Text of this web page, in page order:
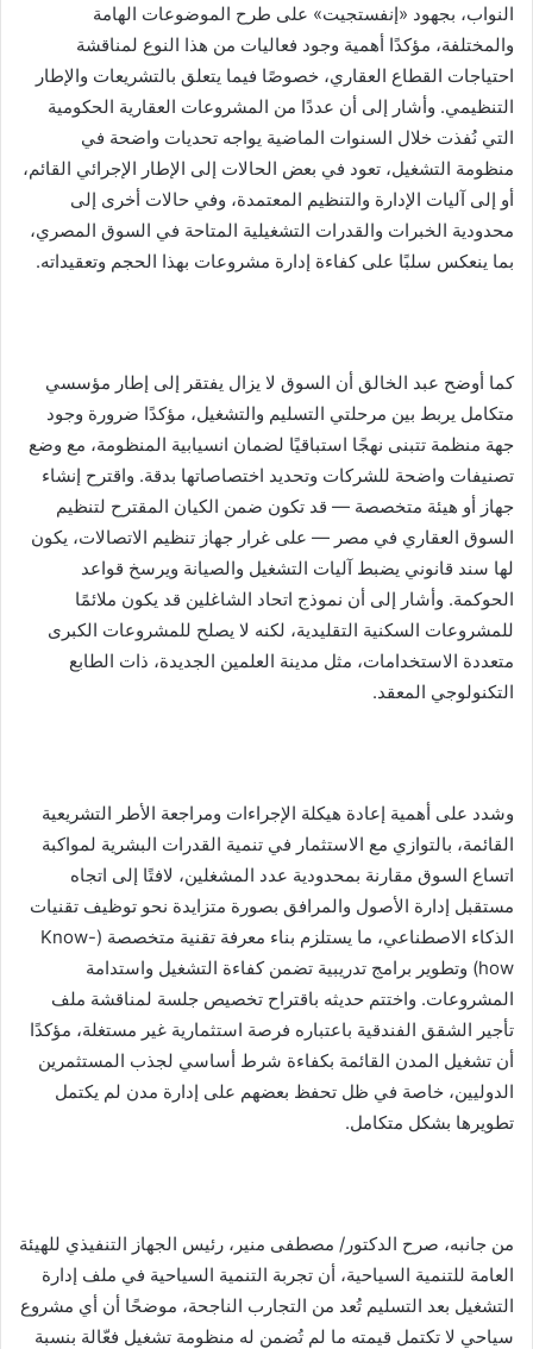
النواب، بجهود «إنفستجيت» على طرح الموضوعات الهامة
والمختلفة، مؤكدًا أهمية وجود فعاليات من هذا النوع لمناقشة
احتياجات القطاع العقاري، خصوصًا فيما يتعلق بالتشريعات والإطار
التنظيمي. وأشار إلى أن عددًا من المشروعات العقارية الحكومية
التي نُفذت خلال السنوات الماضية يواجه تحديات واضحة في
منظومة التشغيل، تعود في بعض الحالات إلى الإطار الإجرائي القائم،
أو إلى آليات الإدارة والتنظيم المعتمدة، وفي حالات أخرى إلى
محدودية الخبرات والقدرات التشغيلية المتاحة في السوق المصري،
بما ينعكس سلبًا على كفاءة إدارة مشروعات بهذا الحجم وتعقيداته.
كما أوضح عبد الخالق أن السوق لا يزال يفتقر إلى إطار مؤسسي
متكامل يربط بين مرحلتي التسليم والتشغيل، مؤكدًا ضرورة وجود
جهة منظمة تتبنى نهجًا استباقيًا لضمان انسيابية المنظومة، مع وضع
تصنيفات واضحة للشركات وتحديد اختصاصاتها بدقة. واقترح إنشاء
جهاز أو هيئة متخصصة — قد تكون ضمن الكيان المقترح لتنظيم
السوق العقاري في مصر — على غرار جهاز تنظيم الاتصالات، يكون
لها سند قانوني يضبط آليات التشغيل والصيانة ويرسخ قواعد
الحوكمة. وأشار إلى أن نموذج اتحاد الشاغلين قد يكون ملائمًا
للمشروعات السكنية التقليدية، لكنه لا يصلح للمشروعات الكبرى
متعددة الاستخدامات، مثل مدينة العلمين الجديدة، ذات الطابع
التكنولوجي المعقد.
وشدد على أهمية إعادة هيكلة الإجراءات ومراجعة الأطر التشريعية
القائمة، بالتوازي مع الاستثمار في تنمية القدرات البشرية لمواكبة
اتساع السوق مقارنة بمحدودية عدد المشغلين، لافتًا إلى اتجاه
مستقبل إدارة الأصول والمرافق بصورة متزايدة نحو توظيف تقنيات
الذكاء الاصطناعي، ما يستلزم بناء معرفة تقنية متخصصة (Know-
how) وتطوير برامج تدريبية تضمن كفاءة التشغيل واستدامة
المشروعات. واختتم حديثه باقتراح تخصيص جلسة لمناقشة ملف
تأجير الشقق الفندقية باعتباره فرصة استثمارية غير مستغلة، مؤكدًا
أن تشغيل المدن القائمة بكفاءة شرط أساسي لجذب المستثمرين
الدوليين، خاصة في ظل تحفظ بعضهم على إدارة مدن لم يكتمل
تطويرها بشكل متكامل.
من جانبه، صرح الدكتور/ مصطفى منير، رئيس الجهاز التنفيذي للهيئة
العامة للتنمية السياحية، أن تجربة التنمية السياحية في ملف إدارة
التشغيل بعد التسليم تُعد من التجارب الناجحة، موضحًا أن أي مشروع
سياحي لا تكتمل قيمته ما لم تُضمن له منظومة تشغيل فعّالة بنسبة